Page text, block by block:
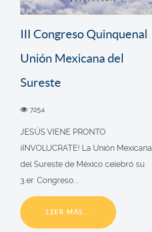
III Congreso Quinquenal
Unión Mexicana del
Sureste
7254
JESÚS VIENE PRONTO
¡INVOLUCRATE! La Unión Mexicana
del Sureste de México celebró su
3.er. Congreso...
LEER MÁS...